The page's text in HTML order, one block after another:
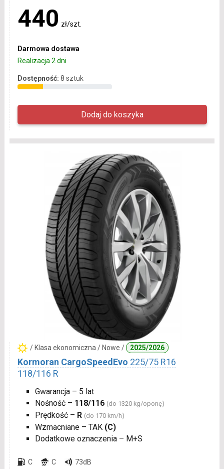
440 zł/szt.
Darmowa dostawa
Realizacja 2 dni
Dostępność: 8 sztuk
/ Klasa ekonomiczna / Nowe / 2025/2026
Kormoran CargoSpeedEvo 225/75 R16
118/116 R
Gwarancja – 5 lat
Nośność – 118/116 (do 1320 kg/oponę)
Prędkość – R (do 170 km/h)
Wzmacniane – TAK (C)
Dodatkowe oznaczenia – M+S
C C 73dB